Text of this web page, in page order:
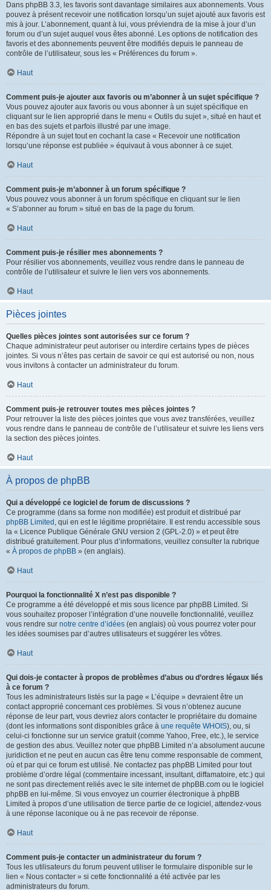
Dans phpBB 3.3, les favoris sont davantage similaires aux abonnements. Vous
pouvez à présent recevoir une notification lorsqu’un sujet ajouté aux favoris est
mis à jour. L’abonnement, quant à lui, vous préviendra de la mise à jour d’un
forum ou d’un sujet auquel vous êtes abonné. Les options de notification des
favoris et des abonnements peuvent être modifiés depuis le panneau de
contrôle de l’utilisateur, sous les « Préférences du forum ».
Haut
Comment puis-je ajouter aux favoris ou m’abonner à un sujet spécifique ?
Vous pouvez ajouter aux favoris ou vous abonner à un sujet spécifique en
cliquant sur le lien approprié dans le menu « Outils du sujet », situé en haut et
en bas des sujets et parfois illustré par une image.
Répondre à un sujet tout en cochant la case « Recevoir une notification
lorsqu’une réponse est publiée » équivaut à vous abonner à ce sujet.
Haut
Comment puis-je m’abonner à un forum spécifique ?
Vous pouvez vous abonner à un forum spécifique en cliquant sur le lien
« S’abonner au forum » situé en bas de la page du forum.
Haut
Comment puis-je résilier mes abonnements ?
Pour résilier vos abonnements, veuillez vous rendre dans le panneau de
contrôle de l’utilisateur et suivre le lien vers vos abonnements.
Haut
Pièces jointes
Quelles pièces jointes sont autorisées sur ce forum ?
Chaque administrateur peut autoriser ou interdire certains types de pièces
jointes. Si vous n’êtes pas certain de savoir ce qui est autorisé ou non, nous
vous invitons à contacter un administrateur du forum.
Haut
Comment puis-je retrouver toutes mes pièces jointes ?
Pour retrouver la liste des pièces jointes que vous avez transférées, veuillez
vous rendre dans le panneau de contrôle de l’utilisateur et suivre les liens vers
la section des pièces jointes.
Haut
À propos de phpBB
Qui a développé ce logiciel de forum de discussions ?
Ce programme (dans sa forme non modifiée) est produit et distribué par
phpBB Limited , qui en est le légitime propriétaire. Il est rendu accessible sous
la « Licence Publique Générale GNU version 2 (GPL-2.0) » et peut être
distribué gratuitement. Pour plus d’informations, veuillez consulter la rubrique
« À propos de phpBB » (en anglais).
Haut
Pourquoi la fonctionnalité X n’est pas disponible ?
Ce programme a été développé et mis sous licence par phpBB Limited. Si
vous souhaitez proposer l’intégration d’une nouvelle fonctionnalité, veuillez
vous rendre sur notre centre d’idées (en anglais) où vous pourrez voter pour
les idées soumises par d’autres utilisateurs et suggérer les vôtres.
Haut
Qui dois-je contacter à propos de problèmes d’abus ou d’ordres légaux liés
à ce forum ?
Tous les administrateurs listés sur la page « L’équipe » devraient être un
contact approprié concernant ces problèmes. Si vous n’obtenez aucune
réponse de leur part, vous devriez alors contacter le propriétaire du domaine
(dont les informations sont disponibles grâce à une requête WHOIS), ou, si
celui-ci fonctionne sur un service gratuit (comme Yahoo, Free, etc.), le service
de gestion des abus. Veuillez noter que phpBB Limited n’a absolument aucune
juridiction et ne peut en aucun cas être tenu comme responsable de comment,
où et par qui ce forum est utilisé. Ne contactez pas phpBB Limited pour tout
problème d’ordre légal (commentaire incessant, insultant, diffamatoire, etc.) qui
ne sont pas directement reliés avec le site internet de phpBB.com ou le logiciel
phpBB en lui-même. Si vous envoyez un courrier électronique à phpBB
Limited à propos d’une utilisation de tierce partie de ce logiciel, attendez-vous
à une réponse laconique ou à ne pas recevoir de réponse.
Haut
Comment puis-je contacter un administrateur du forum ?
Tous les utilisateurs du forum peuvent utiliser le formulaire disponible sur le
lien « Nous contacter » si cette fonctionnalité a été activée par les
administrateurs du forum.